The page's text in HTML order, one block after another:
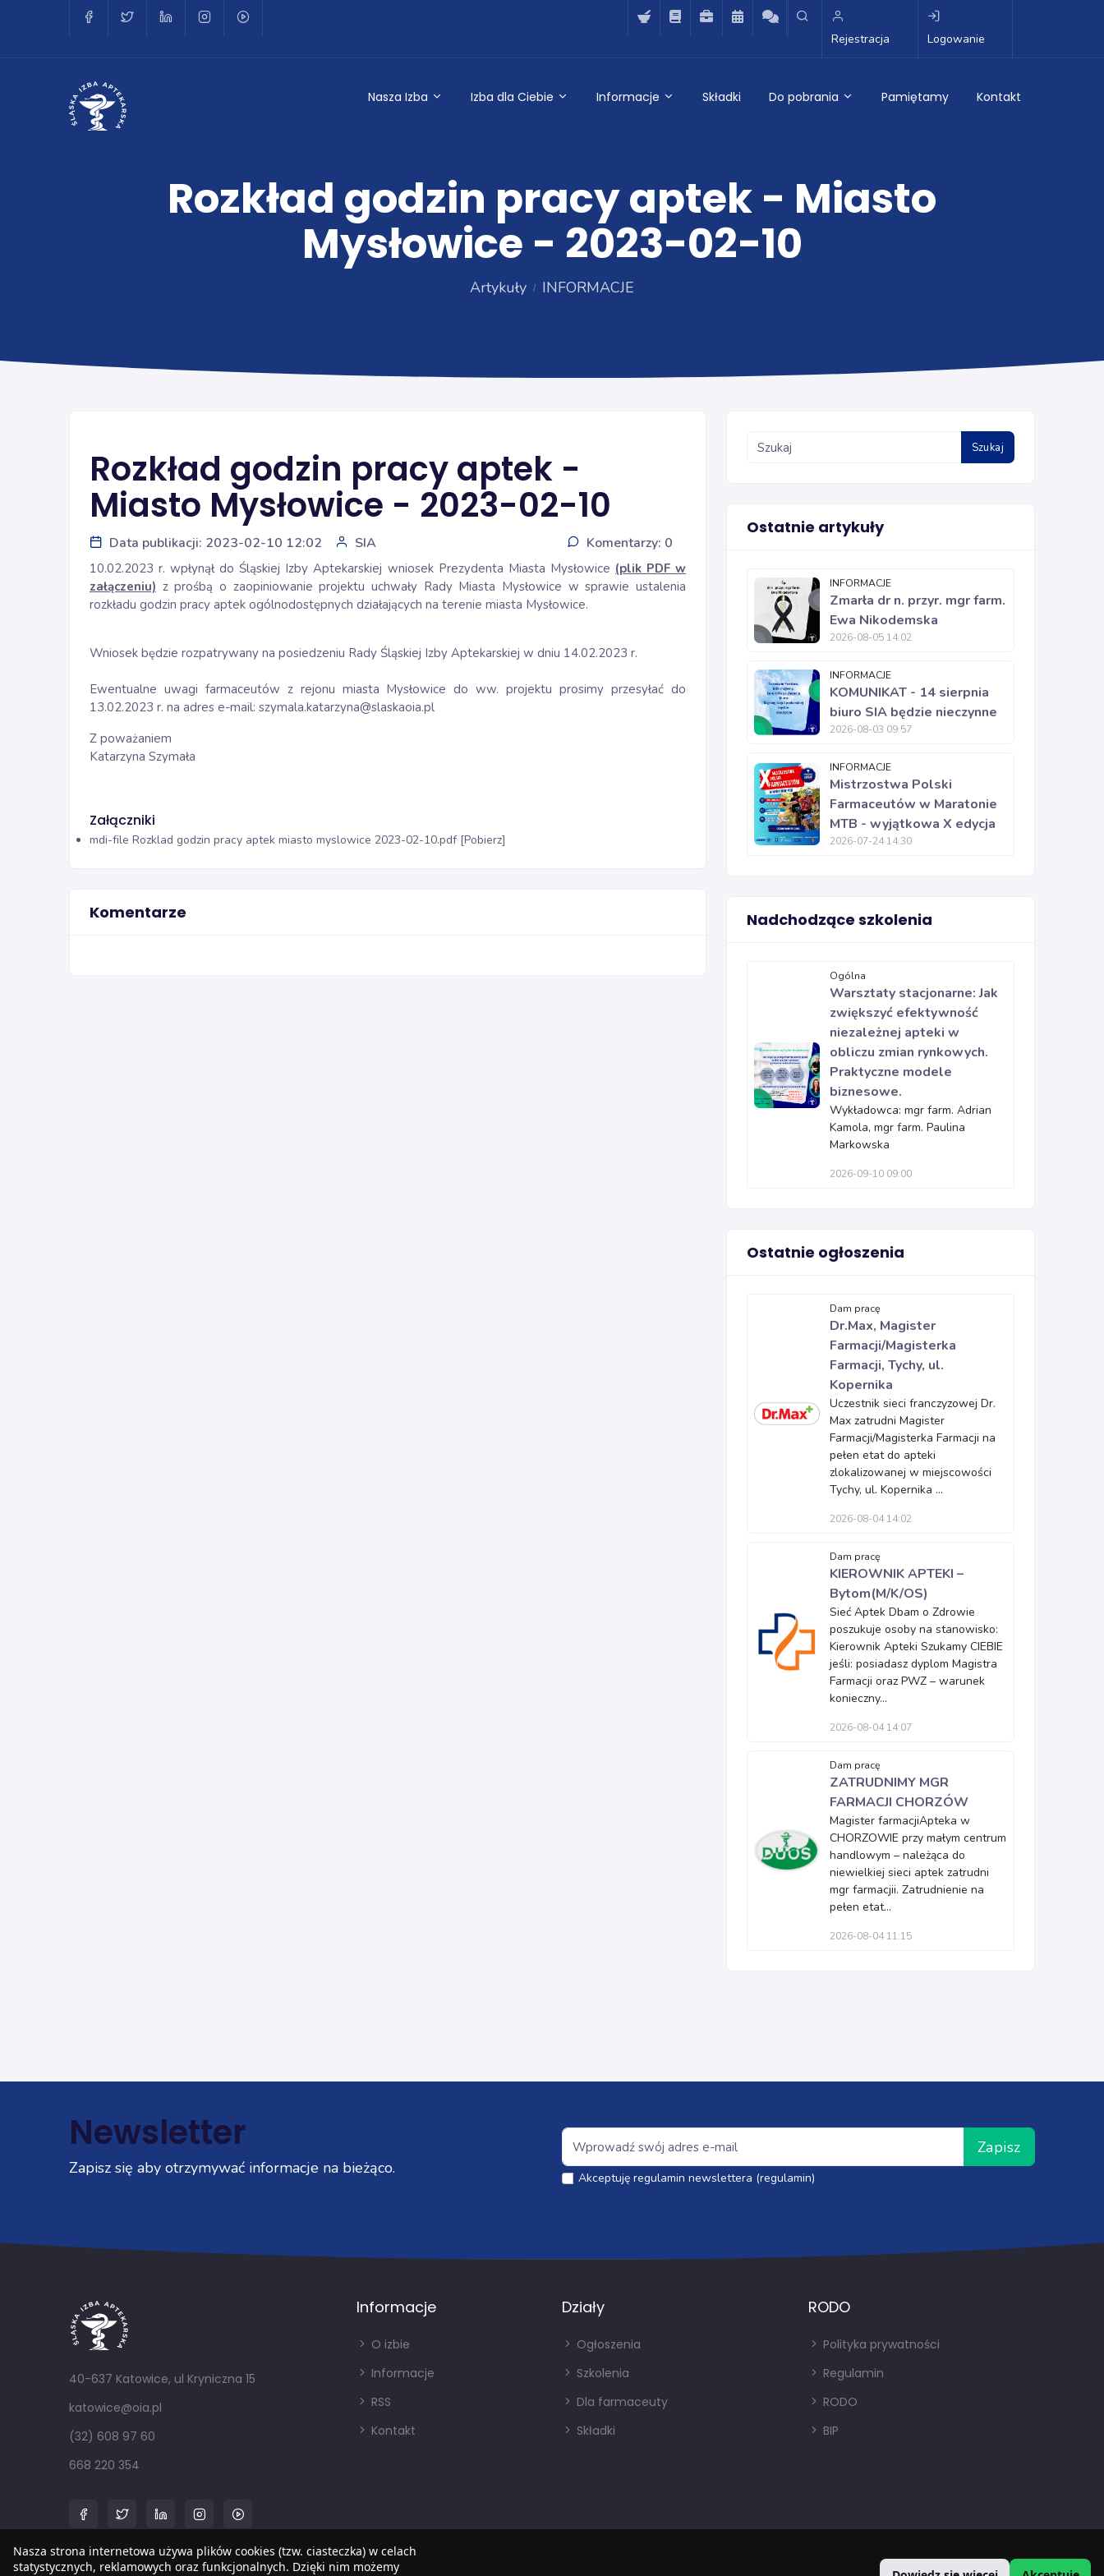
Rejestracja Logowanie
Nasza Izba Izba dla Ciebie Informacje Składki Do pobrania Pamiętamy Kontakt
Rozkład godzin pracy aptek - Miasto
Mysłowice - 2023-02-10
Artykuły INFORMACJE
Rozkład godzin pracy aptek -
Miasto Mysłowice - 2023-02-10
Data publikacji: 2023-02-10 12:02 SIA Komentarzy: 0
10.02.2023 r. wpłynął do Śląskiej Izby Aptekarskiej wniosek Prezydenta Miasta Mysłowice (plik PDF w
załączeniu) z prośbą o zaopiniowanie projektu uchwały Rady Miasta Mysłowice w sprawie ustalenia
rozkładu godzin pracy aptek ogólnodostępnych działających na terenie miasta Mysłowice.
Wniosek będzie rozpatrywany na posiedzeniu Rady Śląskiej Izby Aptekarskiej w dniu 14.02.2023 r.
Ewentualne uwagi farmaceutów z rejonu miasta Mysłowice do ww. projektu prosimy przesyłać do
13.02.2023 r. na adres e-mail: szymala.katarzyna@slaskaoia.pl
Z poważaniem
Katarzyna Szymała
Załączniki
mdi-file Rozklad godzin pracy aptek miasto myslowice 2023-02-10.pdf [Pobierz]
Komentarze
Szukaj
Ostatnie artykuły
INFORMACJE
Zmarła dr n. przyr. mgr farm.
Ewa Nikodemska
2026-08-05 14:02
INFORMACJE
KOMUNIKAT - 14 sierpnia
biuro SIA będzie nieczynne
2026-08-03 09:57
INFORMACJE
Mistrzostwa Polski
Farmaceutów w Maratonie
MTB - wyjątkowa X edycja
2026-07-24 14:30
Nadchodzące szkolenia
Ogólna
Warsztaty stacjonarne: Jak
zwiększyć efektywność
niezależnej apteki w
obliczu zmian rynkowych.
Praktyczne modele
biznesowe.
Wykładowca: mgr farm. Adrian
Kamola, mgr farm. Paulina
Markowska
2026-09-10 09:00
Ostatnie ogłoszenia
Dam pracę
Dr.Max, Magister
Farmacji/Magisterka
Farmacji, Tychy, ul.
Kopernika
Uczestnik sieci franczyzowej Dr.
Max zatrudni Magister
Farmacji/Magisterka Farmacji na
pełen etat do apteki
zlokalizowanej w miejscowości
Tychy, ul. Kopernika ...
2026-08-04 14:02
Dam pracę
KIEROWNIK APTEKI –
Bytom(M/K/OS)
Sieć Aptek Dbam o Zdrowie
poszukuje osoby na stanowisko:
Kierownik Apteki Szukamy CIEBIE
jeśli: posiadasz dyplom Magistra
Farmacji oraz PWZ – warunek
konieczny...
2026-08-04 14:07
Dam pracę
ZATRUDNIMY MGR
FARMACJI CHORZÓW
Magister farmacjiApteka w
CHORZOWIE przy małym centrum
handlowym – należąca do
niewielkiej sieci aptek zatrudni
mgr farmacjii. Zatrudnienie na
pełen etat...
2026-08-04 11:15
Newsletter
Zapisz się aby otrzymywać informacje na bieżąco.
Zapisz
Akceptuję regulamin newslettera (regulamin)
40-637 Katowice, ul Kryniczna 15
katowice@oia.pl
(32) 608 97 60
668 220 354
Informacje
O izbie
Informacje
RSS
Kontakt
Działy
Ogłoszenia
Szkolenia
Dla farmaceuty
Składki
RODO
Polityka prywatności
Regulamin
RODO
BIP
Nasza strona internetowa używa plików cookies (tzw. ciasteczka) w celach
statystycznych, reklamowych oraz funkcjonalnych. Dzięki nim możemy